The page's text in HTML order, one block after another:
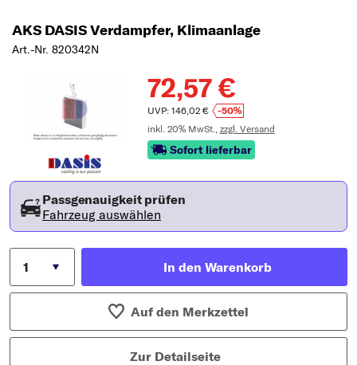
AKS DASIS Verdampfer, Klimaanlage
Art.-Nr. 820342N
72,57 €
UVP: 146,02 €
-50%
inkl. 20% MwSt., zzgl. Versand
Sofort lieferbar
Passgenauigkeit prüfen
Fahrzeug auswählen
In den Warenkorb
Auf den Merkzettel
Zur Detailseite